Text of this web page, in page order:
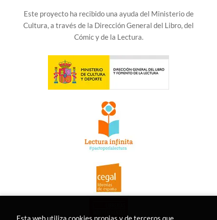
Este proyecto ha recibido una ayuda del Ministerio de
Cultura, a través de la Dirección General del Libro, del
Cómic y de la Lectura.
Esta web utiliza cookies propias y de terceros que